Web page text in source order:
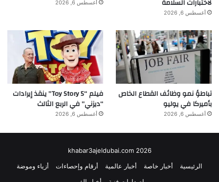
لاختبارات السلامة
أغسطس 6, 2026
أغسطس 6, 2026
تباطؤ نمو وظائف القطاع الخاص
بأميركا في يوليو
أغسطس 6, 2026
فيلم “Toy Story 5” ينقذ إيرادات
“ديزني” في الربع الثالث
أغسطس 6, 2026
khabar3ajeldubai.com 2026
الرئيسية
أخبار خاصة أخبار عالمية أرقام وإحصاءات
أزياء وموضة